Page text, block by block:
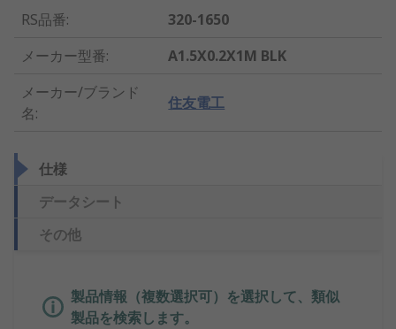
RS品番:
320-1650
メーカー型番:
A1.5X0.2X1M BLK
メーカー/ブランド
名:
住友電工
仕様
データシート
その他
製品情報（複数選択可）を選択して、類似
製品を検索します。